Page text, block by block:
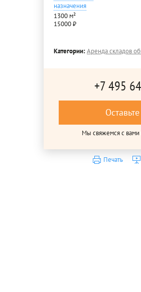
назначения
1300 м²
15000 ₽
Категории:Аренда складов
+7 495
Мы свяжемся с вами
Печать